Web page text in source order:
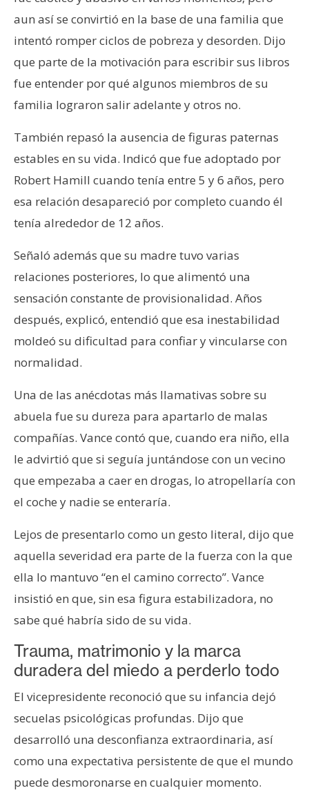
aun así se convirtió en la base de una familia que
intentó romper ciclos de pobreza y desorden. Dijo
que parte de la motivación para escribir sus libros
fue entender por qué algunos miembros de su
familia lograron salir adelante y otros no.
También repasó la ausencia de figuras paternas
estables en su vida. Indicó que fue adoptado por
Robert Hamill cuando tenía entre 5 y 6 años, pero
esa relación desapareció por completo cuando él
tenía alrededor de 12 años.
Señaló además que su madre tuvo varias
relaciones posteriores, lo que alimentó una
sensación constante de provisionalidad. Años
después, explicó, entendió que esa inestabilidad
moldeó su dificultad para confiar y vincularse con
normalidad.
Una de las anécdotas más llamativas sobre su
abuela fue su dureza para apartarlo de malas
compañías. Vance contó que, cuando era niño, ella
le advirtió que si seguía juntándose con un vecino
que empezaba a caer en drogas, lo atropellaría con
el coche y nadie se enteraría.
Lejos de presentarlo como un gesto literal, dijo que
aquella severidad era parte de la fuerza con la que
ella lo mantuvo “en el camino correcto”. Vance
insistió en que, sin esa figura estabilizadora, no
sabe qué habría sido de su vida.
Trauma, matrimonio y la marca
duradera del miedo a perderlo todo
El vicepresidente reconoció que su infancia dejó
secuelas psicológicas profundas. Dijo que
desarrolló una desconfianza extraordinaria, así
como una expectativa persistente de que el mundo
puede desmoronarse en cualquier momento.